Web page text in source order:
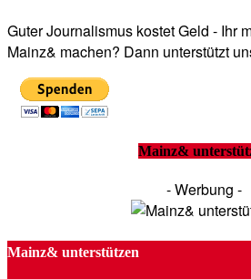
Guter Journalismus kostet Geld - Ihr
Mainz& machen? Dann unterstützt
Mainz&
- Werbung -
Mainz& unterstützen